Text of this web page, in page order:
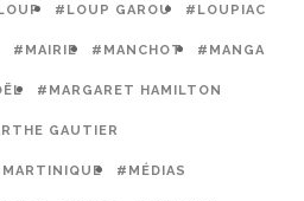
#LOUP GAROU #LOUPIAC
#MAIRIE #MANCHOT #MANGA
#MARGARET HAMILTON
GAUTIER
#MÉDIAS